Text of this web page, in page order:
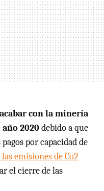
acabar con la minería
2020debido a que
por capacidad de
emisiones de Co2
el cierre de las